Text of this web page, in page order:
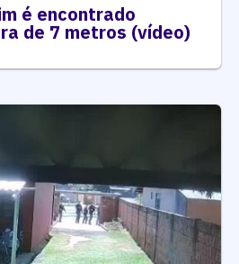
é encontrado
de 7 metros (vídeo)